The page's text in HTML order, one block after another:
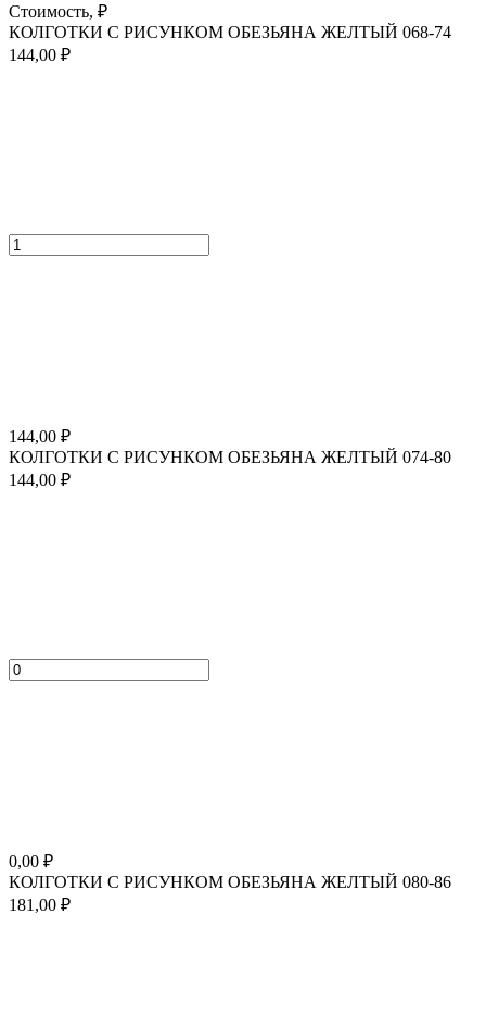
Стоимость, ₽
КОЛГОТКИ С РИСУНКОМ ОБЕЗЬЯНА ЖЕЛТЫЙ 068-74
144,00 ₽
144,00 ₽
КОЛГОТКИ С РИСУНКОМ ОБЕЗЬЯНА ЖЕЛТЫЙ 074-80
144,00 ₽
0,00 ₽
КОЛГОТКИ С РИСУНКОМ ОБЕЗЬЯНА ЖЕЛТЫЙ 080-86
181,00 ₽